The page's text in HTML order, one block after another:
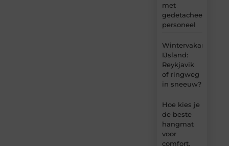
met
gedetacheerd
personeel
Wintervakantie
IJsland:
Reykjavik
of ringweg
in sneeuw?
Hoe kies je
de beste
hangmat
voor
comfort,